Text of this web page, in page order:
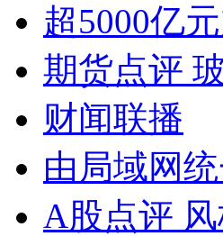
超5000亿
期货点评
财闻联播
由局域网
A股点评